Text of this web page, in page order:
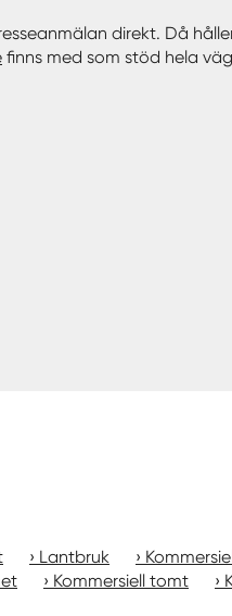
direkt. Då
finns med som stöd hela
Lantbruk
Kommersiell tomt